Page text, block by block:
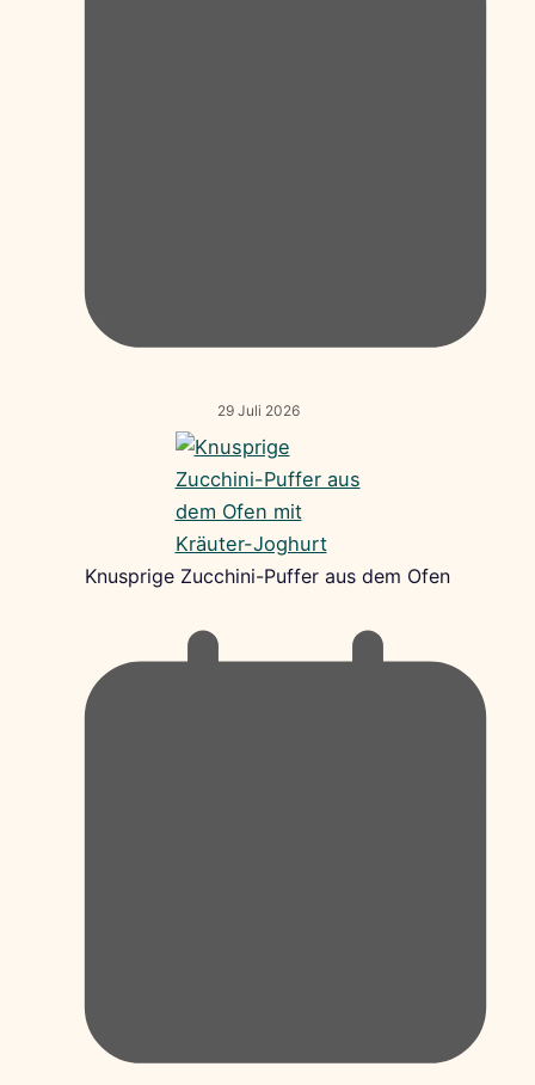
29 Juli 2026
Knusprige Zucchini-Puffer aus dem Ofen